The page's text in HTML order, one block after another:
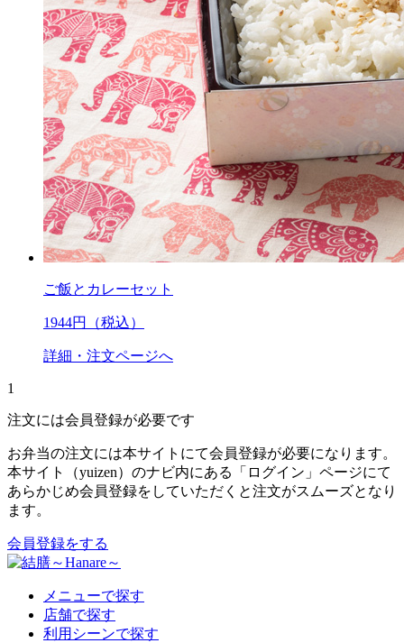
ご飯とカレーセット
1944円（税込）
詳細・注文ページへ
1
注文には会員登録が必要です
お弁当の注文には本サイトにて会員登録が必要になります。
本サイト（yuizen）のナビ内にある「ログイン」ページにて
あらかじめ会員登録をしていただくと注文がスムーズとなり
ます。
会員登録をする
メニューで探す
店舗で探す
利用シーンで探す